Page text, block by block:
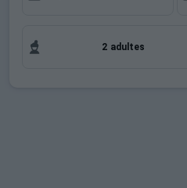
2 adultes